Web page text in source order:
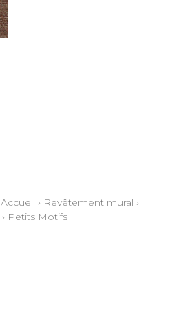
Accueil › Revêtement mural ›
› Petits Motifs